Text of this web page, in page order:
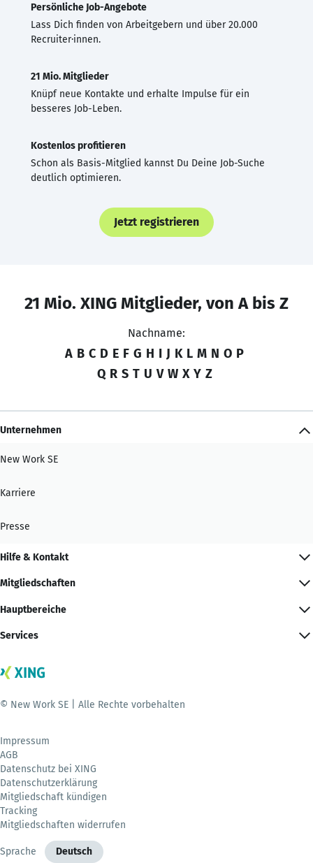
Persönliche Job-Angebote
Lass Dich finden von Arbeitgebern und über 20.000
Recruiter·innen.
21 Mio. Mitglieder
Knüpf neue Kontakte und erhalte Impulse für ein
besseres Job-Leben.
Kostenlos profitieren
Schon als Basis-Mitglied kannst Du Deine Job-Suche
deutlich optimieren.
Jetzt registrieren
21 Mio. XING Mitglieder, von A bis Z
Nachname:
A B C D E F G H I J K L M N O P
Q R S T U V W X Y Z
Unternehmen
New Work SE
Karriere
Presse
Hilfe & Kontakt
Mitgliedschaften
Hauptbereiche
Services
© New Work SE | Alle Rechte vorbehalten
Impressum
AGB
Datenschutz bei XING
Datenschutzerklärung
Mitgliedschaft kündigen
Tracking
Mitgliedschaften widerrufen
Sprache Deutsch